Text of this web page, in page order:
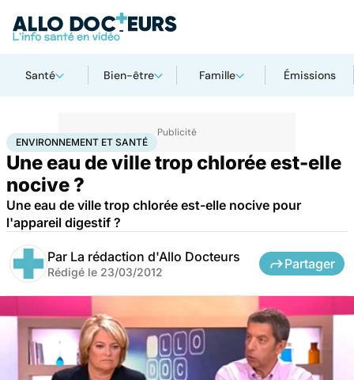
Santé Bien-être Famille Émissions
AccueilBien-êtreEnvironnement et santé
ENVIRONNEMENT ET SANTÉ
Une eau de ville trop chlorée est-elle
nocive ?
Une eau de ville trop chlorée est-elle nocive pour
l'appareil digestif ?
Par La rédaction d'Allo Docteurs
Rédigé le 23/03/2012
Partager